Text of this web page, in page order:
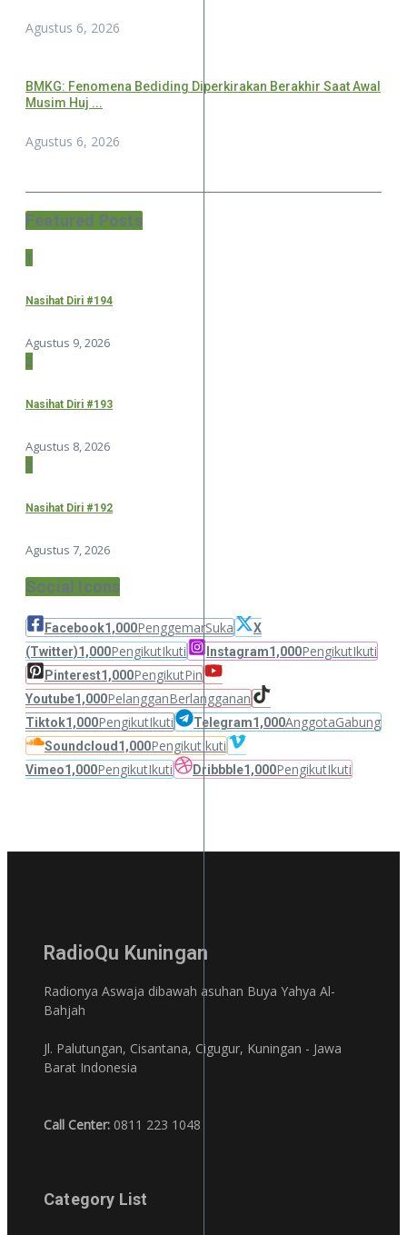
Agustus 6, 2026
BMKG: Fenomena Bediding Diperkirakan Berakhir Saat Awal
Musim Huj ...
Agustus 6, 2026
Featured Posts
1
Nasihat Diri #194
Agustus 9, 2026
2
Nasihat Diri #193
Agustus 8, 2026
3
Nasihat Diri #192
Agustus 7, 2026
Social Icons
Facebook1,000PenggemarSuka
X
(Twitter)1,000PengikutIkuti Instagram1,000PengikutIkuti
Pinterest1,000PengikutPin
Youtube1,000PelangganBerlangganan
Tiktok1,000PengikutIkuti Telegram1,000AnggotaGabung
Soundcloud 1,000PengikutIkuti
Vimeo1,000PengikutIkuti Dribbble1,000PengikutIkuti
RadioQu Kuningan
Radionya Aswaja dibawah asuhan Buya Yahya Al-
Bahjah
Jl. Palutungan, Cisantana, Cigugur, Kuningan - Jawa
Barat Indonesia
Call Center: 0811 223 1048
Category List